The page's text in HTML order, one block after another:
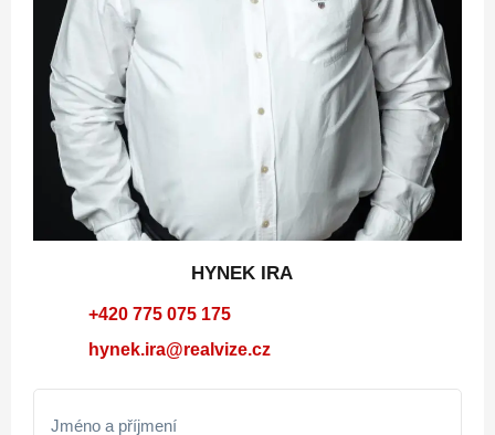
HYNEK IRA
+420 775 075 175
hynek.ira@realvize.cz